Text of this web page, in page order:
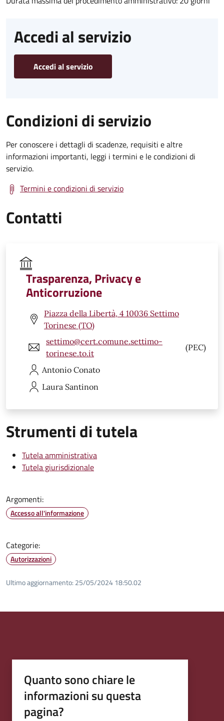
Accedi al servizio
Accedi al servizio
Condizioni di servizio
Per conoscere i dettagli di scadenze, requisiti e altre
informazioni importanti, leggi i termini e le condizioni di
servizio.
Termini e condizioni di servizio
Contatti
Trasparenza, Privacy e
Anticorruzione
Piazza della Libertà, 4 10036 Settimo
Torinese (TO)
settimo@cert.comune.settimo-
torinese.to.it
(PEC)
Antonio Conato
Laura Santinon
Strumenti di tutela
Tutela amministrativa
Tutela giurisdizionale
Argomenti:
Accesso all'informazione
Categorie:
Autorizzazioni
Ultimo aggiornamento: 25/05/2024 18:50.02
Quanto sono chiare le
informazioni su questa
pagina?